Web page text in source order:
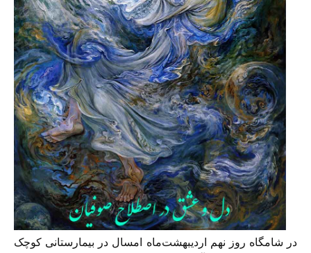
در شامگاه روز نهم‌ اردیبهشت‌ماه‌ امسال‌ در بیمارستانی کوچک